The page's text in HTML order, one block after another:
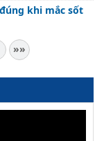
khi mắc sốt
»»